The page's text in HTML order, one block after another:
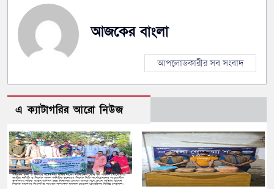
আজকের বাংলা
আপলোডকারীর সব সংবাদ
এ ক্যাটাগরির আরো নিউজ